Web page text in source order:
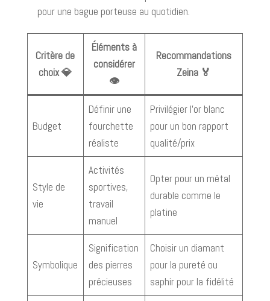
pour une bague porteuse au quotidien.
Critère de
choix 💎
Éléments à
considérer
👁️
Recommandations
Zeina 🏅
Budget
Définir une
fourchette
réaliste
Privilégier l’or blanc
pour un bon rapport
qualité/prix
Style de
vie
Activités
sportives,
travail
manuel
Opter pour un métal
durable comme le
platine
Symbolique
Signification
des pierres
précieuses
Choisir un diamant
pour la pureté ou
saphir pour la fidélité